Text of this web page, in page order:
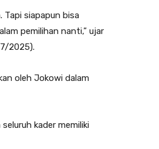
Tapi siapapun bisa
pemilihan nanti,” ujar
2025).
oleh Jokowi dalam
kader memiliki